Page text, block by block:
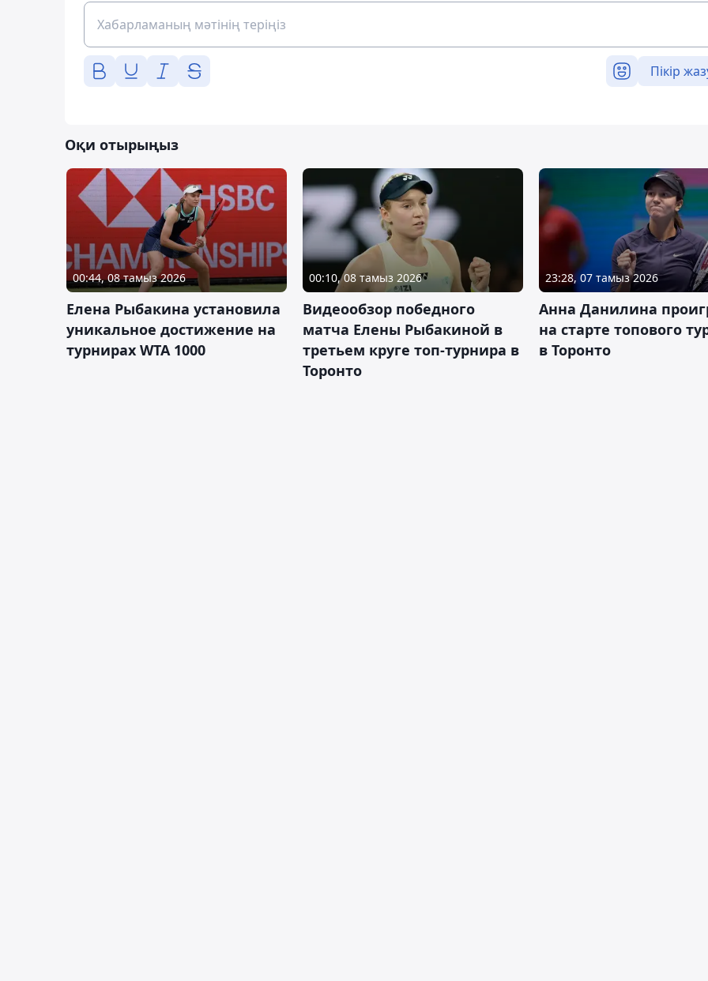
Пікір
Оқи отырыңыз
00:44, 08 тамыз 2026
Елена Рыбакина установила
уникальное достижение на
турнирах WTA 1000
00:10, 08 тамыз 2026
Видеообзор победного
матча Елены Рыбакиной в
третьем круге топ-турнира в
Торонто
23:28, 07 тамыз 2026
Анна Данилина
на старте топового
в Торонто